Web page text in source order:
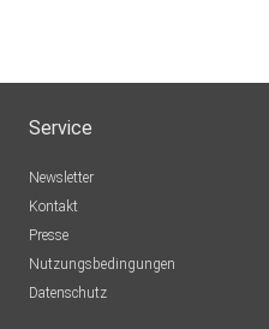
Service
Newsletter
Kontakt
Presse
Nutzungsbedingungen
Datenschutz